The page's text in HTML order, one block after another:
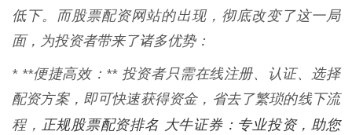
低下。而股票配资网站的出现，彻底改变了这一局
面，为投资者带来了诸多优势：
* **便捷高效：** 投资者只需在线注册、认证、选择
配资方案，即可快速获得资金，省去了繁琐的线下流
程， 正规股票配资排名 大牛证券：专业投资，助您